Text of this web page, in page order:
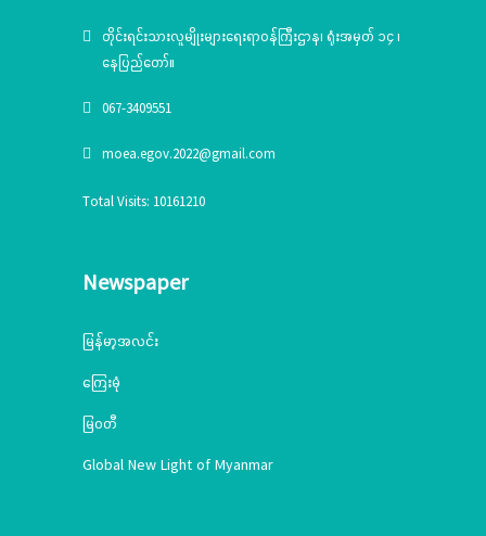
တိုင်းရင်းသားလူမျိုးများရေးရာဝန်ကြီးဌာန၊ ရုံးအမှတ် ၁၄ ၊
နေပြည်တော်။
067-3409551
moea.egov.2022@gmail.com
Total Visits: 10161210
Newspaper
မြန်မာ့အလင်း
ကြေးမုံ
မြဝတီ
Global New Light of Myanmar